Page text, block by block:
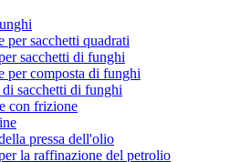
per sacchetti quadrati
sacchetti di funghi
per composta di funghi
di sacchetti di funghi
con frizione
pressa dell'olio
la raffinazione del petrolio